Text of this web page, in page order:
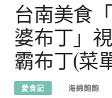
台南美食
婆布丁」
霸布丁(菜
愛食記 海綿飽飽